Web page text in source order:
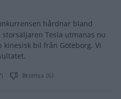
hårdnar bland
Tesla utmanas nu
kinesisk bil från Göteborg. Vi
Bromsa (6)